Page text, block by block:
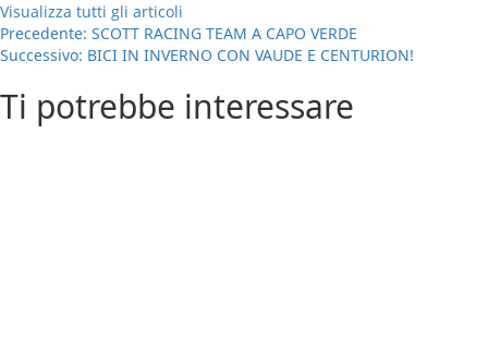
Visualizza tutti gli articoli
Navigazione
articolo
Precedente: SCOTT RACING TEAM A CAPO VERDE
Successivo: BICI IN INVERNO CON VAUDE E CENTURION!
Ti potrebbe interessare